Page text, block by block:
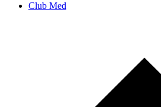
Club Med